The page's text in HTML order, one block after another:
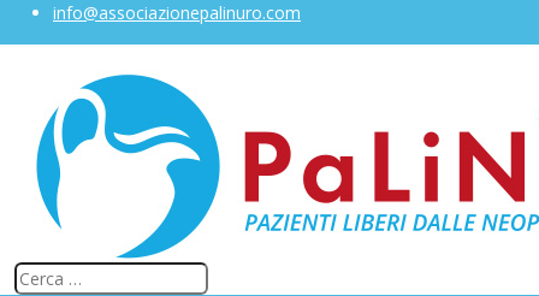
info@associazionepalinuro.com